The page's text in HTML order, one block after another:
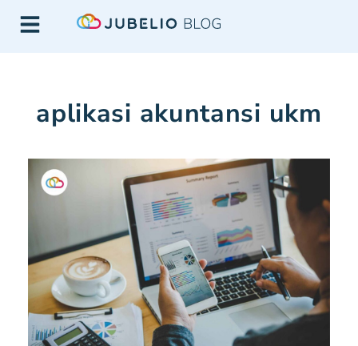
aplikasi akuntansi ukm